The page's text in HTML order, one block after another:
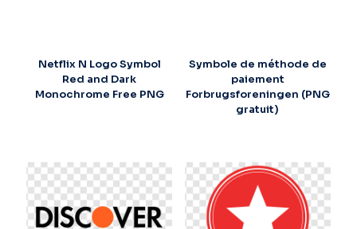
Netflix N Logo Symbol
Red and Dark
Monochrome Free PNG
Symbole de méthode de
paiement
Forbrugsforeningen (PNG
gratuit)